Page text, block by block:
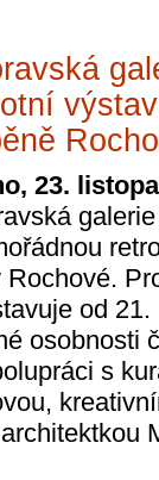
23.
od
osobnosti
s